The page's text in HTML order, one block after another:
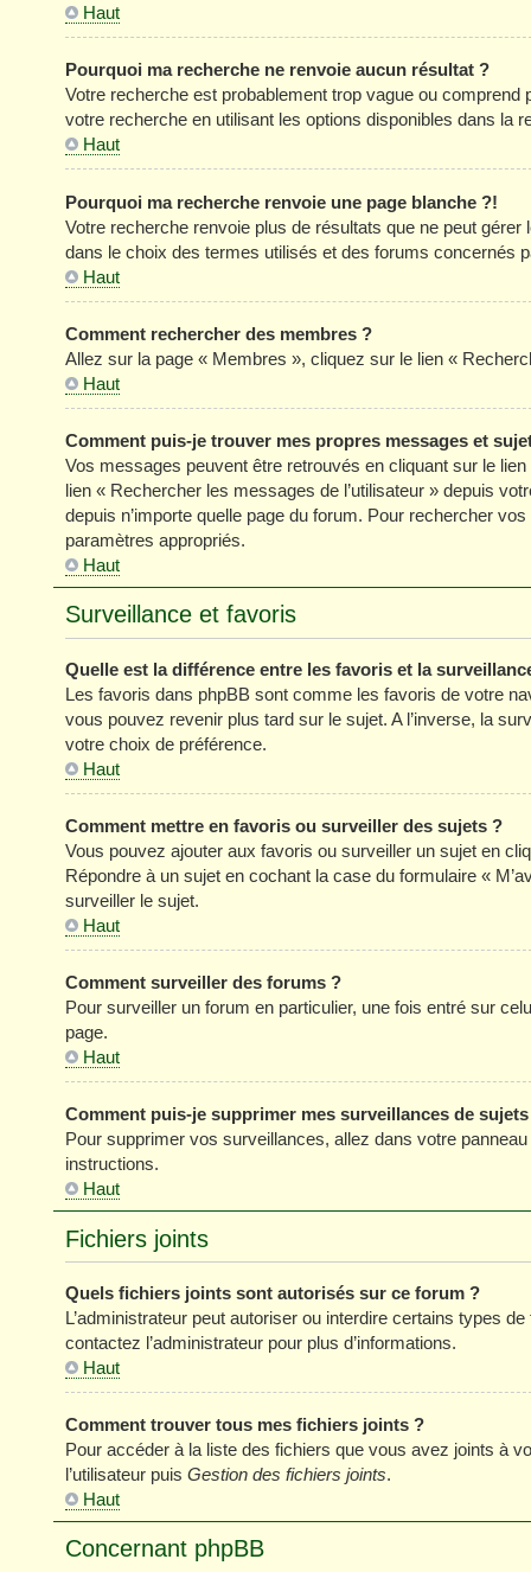
Haut
Pourquoi ma recherche ne renvoie aucun résultat ?
Votre recherche est probablement trop vague ou
votre recherche en utilisant les options disponibles dans la
Haut
Pourquoi ma recherche renvoie une page blanche ?!
Votre recherche renvoie plus de résultats que ne peut
dans le choix des termes utilisés et des forums concernés
Haut
Comment rechercher des membres ?
Allez sur la page « Membres », cliquez sur le lien «
Haut
Comment puis-je trouver mes propres messages et
Vos messages peuvent être retrouvés en cliquant sur le
lien « Rechercher les messages de l’utilisateur » depuis
depuis n’importe quelle page du forum. Pour rechercher
paramètres appropriés.
Haut
Surveillance et favoris
Quelle est la différence entre les favoris et la
Les favoris dans phpBB sont comme les favoris de votre
vous pouvez revenir plus tard sur le sujet. A l’inverse, la
votre choix de préférence.
Haut
Comment mettre en favoris ou surveiller des sujets ?
Vous pouvez ajouter aux favoris ou surveiller un sujet en
Répondre à un sujet en cochant la case du formulaire «
surveiller le sujet.
Haut
Comment surveiller des forums ?
Pour surveiller un forum en particulier, une fois entré sur
page.
Haut
Comment puis-je supprimer mes surveillances de
Pour supprimer vos surveillances, allez dans votre
instructions.
Haut
Fichiers joints
Quels fichiers joints sont autorisés sur ce forum ?
L’administrateur peut autoriser ou interdire certains types
contactez l’administrateur pour plus d’informations.
Haut
Comment trouver tous mes fichiers joints ?
Pour accéder à la liste des fichiers que vous avez joints à
l’utilisateur puis Gestion des fichiers joints.
Haut
Concernant phpBB